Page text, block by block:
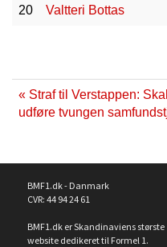
20 Valtteri Bottas
« Straf til Verstappen: Skal
udføre tvungen
BMF1.dk - Danmark
CVR: 44 94 24 61
BMF1.dk er Skandinaviens største
website dedikeret til Formel 1.